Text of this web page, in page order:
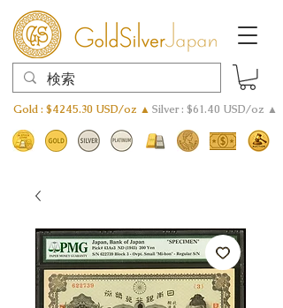
Gold : $4245.30 USD/oz ▲ Silver : $61.40 USD/oz ▲